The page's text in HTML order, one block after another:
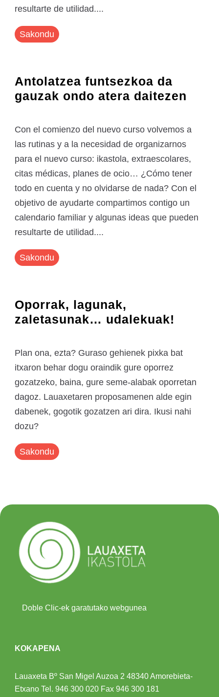
resultarte de utilidad....
Sakondu
Antolatzea funtsezkoa da
gauzak ondo atera daitezen
Con el comienzo del nuevo curso volvemos a
las rutinas y a la necesidad de organizarnos
para el nuevo curso: ikastola, extraescolares,
citas médicas, planes de ocio… ¿Cómo tener
todo en cuenta y no olvidarse de nada? Con el
objetivo de ayudarte compartimos contigo un
calendario familiar y algunas ideas que pueden
resultarte de utilidad....
Sakondu
Oporrak, lagunak,
zaletasunak… udalekuak!
Plan ona, ezta? Guraso gehienek pixka bat
itxaron behar dogu oraindik gure oporrez
gozatzeko, baina, gure seme-alabak oporretan
dagoz. Lauaxetaren proposamenen alde egin
dabenek, gogotik gozatzen ari dira. Ikusi nahi
dozu?
Sakondu
Doble Clic-ek garatutako webgunea
KOKAPENA
Lauaxeta Bº San Migel Auzoa 2 48340 Amorebieta-
Etxano Tel. 946 300 020 Fax 946 300 181